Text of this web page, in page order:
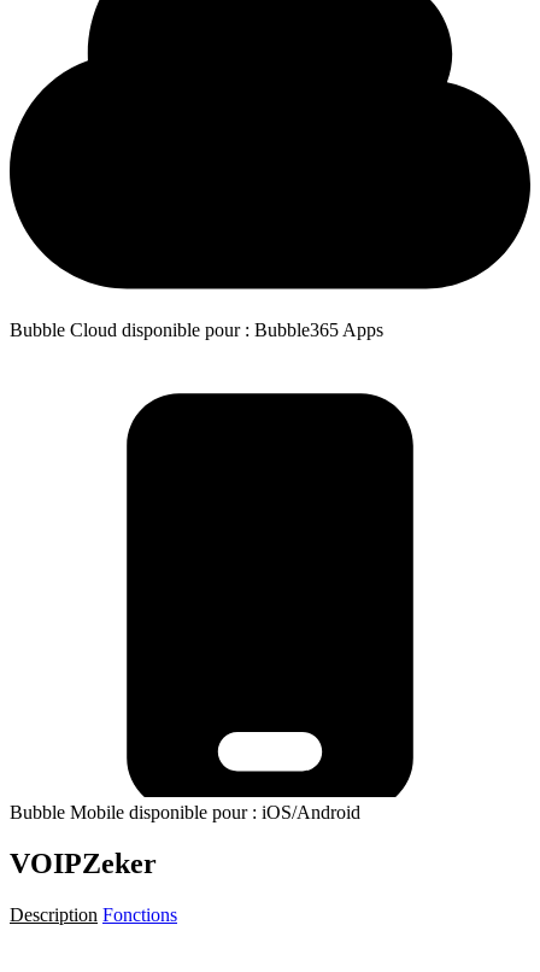
Bubble Cloud disponible pour : Bubble365 Apps
Bubble Mobile disponible pour : iOS/Android
VOIPZeker
Description Fonctions